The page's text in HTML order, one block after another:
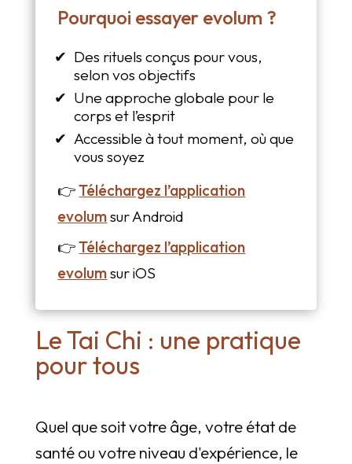
Pourquoi essayer evolum ?
Des rituels conçus pour vous,
selon vos objectifs
Une approche globale pour le
corps et l’esprit
Accessible à tout moment, où que
vous soyez
👉Téléchargez l’application
evolumsur Android
👉Téléchargez l’application
evolumsur iOS
Le Tai Chi : une pratique
pour tous
Quel que soit votre âge, votre état de
santé ou votre niveau d'expérience, le